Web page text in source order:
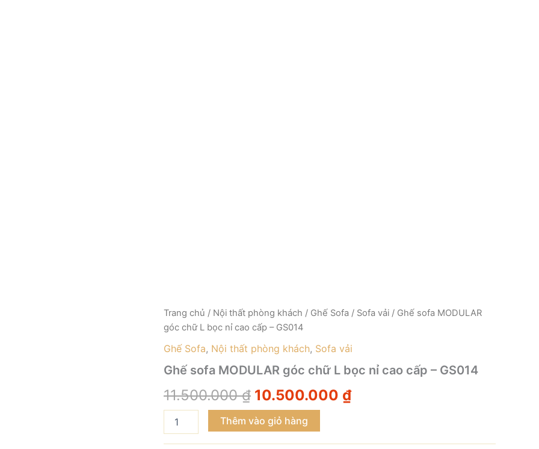
Trang chủ / Nội thất phòng khách / Ghế Sofa / Sofa vải / Ghế sofa MODULAR
góc chữ L bọc nỉ cao cấp – GS014
Ghế Sofa, Nội thất phòng khách, Sofa vải
Ghế sofa MODULAR góc chữ L bọc nỉ cao cấp – GS014
11.500.000₫
Giá
gốc
là:
11.500.000 ₫.
10.500.000 ₫
Giá
hiện
tại
là:
Ghế
sofa
MODULAR
góc
L
nỉ
cấp
-
GS014
Thêm vào giỏ hàng